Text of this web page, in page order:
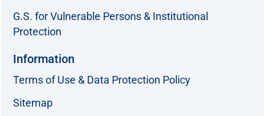
G.S. for Vulnerable Persons & Institutional
Protection
Information
Terms of Use & Data Protection Policy
Sitemap